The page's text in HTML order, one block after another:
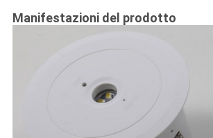
Manifestazioni del prodotto